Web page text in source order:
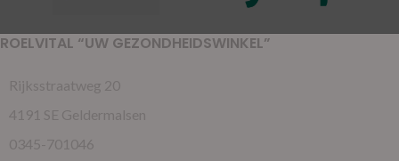
ROELVITAL “UW GEZONDHEIDSWINKEL”
Rijksstraatweg 20
4191 SE Geldermalsen
0345-701046